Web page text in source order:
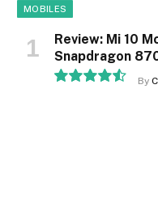
MOBILES
Review: Mi 10
Snapdragon
By